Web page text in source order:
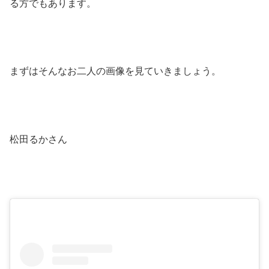
る方でもあります。
まずはそんなお二人の画像を見ていきましょう。
松田るかさん